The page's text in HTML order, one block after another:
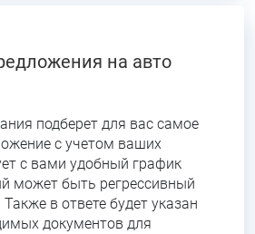
на авто
подберет для вас самое
с учетом ваших
с вами удобный график
может быть регрессивный
в ответе будет указан
документов для